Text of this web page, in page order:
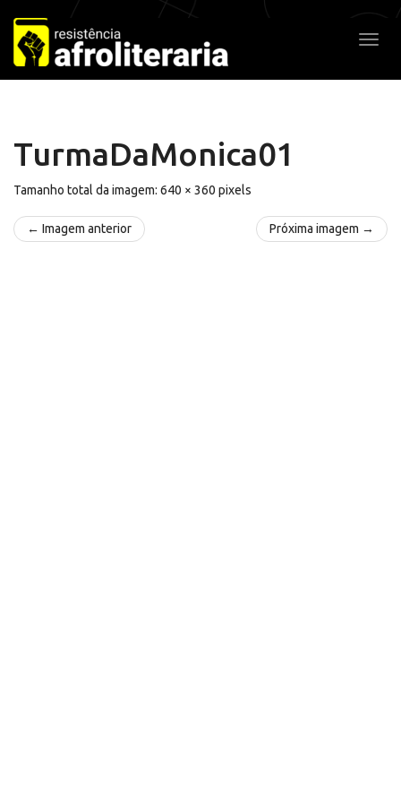
Pular
para
o
conteúdo
TurmaDaMonica01
Tamanho total da imagem: 640 × 360 pixels
← Imagem anterior Próxima imagem →